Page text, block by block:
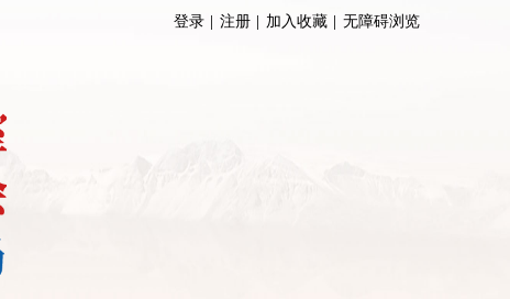
登录 注册 加入收藏 无障碍浏览